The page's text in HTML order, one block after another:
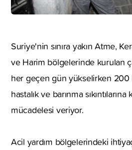
Suriye'nin sınıra yakın Atme,
ve Harim bölgelerinde kurulan
her geçen gün yükselirken 200
hastalık ve barınma sıkıntılarına
mücadelesi veriyor.
Acil yardım bölgelerindeki